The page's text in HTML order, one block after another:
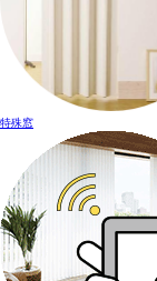
特殊窓